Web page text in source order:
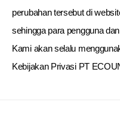
perubahan tersebut di
sehingga para pengguna
Kami akan selalu
Kebijakan Privasi PT